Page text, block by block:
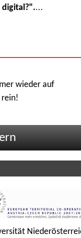
digital?"....
wieder auf